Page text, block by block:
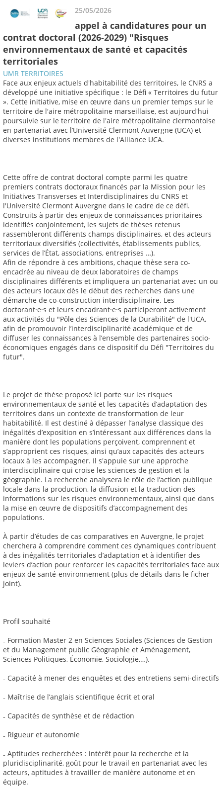
25/05/2026
appel à candidatures pour un
contrat doctoral (2026-2029) "Risques
environnementaux de santé et capacités
territoriales
UMR TERRITOIRES
Face aux enjeux actuels d'habitabilité des territoires, le CNRS a
développé une initiative spécifique : le Défi « Territoires du futur
». Cette initiative, mise en œuvre dans un premier temps sur le
territoire de l'aire métropolitaine marseillaise, est aujourd'hui
poursuivie sur le territoire de l'aire métropolitaine clermontoise
en partenariat avec l’Université Clermont Auvergne (UCA) et
diverses institutions membres de l'Alliance UCA.
Cette offre de contrat doctoral compte parmi les quatre
premiers contrats doctoraux financés par la Mission pour les
Initiatives Transverses et Interdisciplinaires du CNRS et
l'Université Clermont Auvergne dans le cadre de ce défi.
Construits à partir des enjeux de connaissances prioritaires
identifiés conjointement, les sujets de thèses retenus
rassembleront différents champs disciplinaires, et des acteurs
territoriaux diversifiés (collectivités, établissements publics,
services de l’État, associations, entreprises …).
Afin de répondre à ces ambitions, chaque thèse sera co-
encadrée au niveau de deux laboratoires de champs
disciplinaires différents et impliquera un partenariat avec un ou
des acteurs locaux dès le début des recherches dans une
démarche de co-construction interdisciplinaire. Les
doctorant·e·s et leurs encadrant·e·s participeront activement
aux activités du "Pôle des Sciences de la Durabilité" de l'UCA,
afin de promouvoir l’interdisciplinarité académique et de
diffuser les connaissances à l’ensemble des partenaires socio-
économiques engagés dans ce dispositif du Défi "Territoires du
futur".
Le projet de thèse proposé ici porte sur les risques
environnementaux de santé et les capacités d’adaptation des
territoires dans un contexte de transformation de leur
habitabilité. Il est destiné à dépasser l’analyse classique des
inégalités d’exposition en s’intéressant aux différences dans la
manière dont les populations perçoivent, comprennent et
s’approprient ces risques, ainsi qu’aux capacités des acteurs
locaux à les accompagner. Il s'appuie sur une approche
interdisciplinaire qui croise les sciences de gestion et la
géographie. La recherche analysera le rôle de l’action publique
locale dans la production, la diffusion et la traduction des
informations sur les risques environnementaux, ainsi que dans
la mise en œuvre de dispositifs d’accompagnement des
populations.
À partir d’études de cas comparatives en Auvergne, le projet
cherchera à comprendre comment ces dynamiques contribuent
à des inégalités territoriales d’adaptation et à identifier des
leviers d’action pour renforcer les capacités territoriales face aux
enjeux de santé-environnement (plus de détails dans le ficher
joint).
Profil souhaité
₋ Formation Master 2 en Sciences Sociales (Sciences de Gestion
et du Management public Géographie et Aménagement,
Sciences Politiques, Économie, Sociologie,…).
₋ Capacité à mener des enquêtes et des entretiens semi-directifs
₋ Maîtrise de l’anglais scientifique écrit et oral
₋ Capacités de synthèse et de rédaction
₋ Rigueur et autonomie
₋ Aptitudes recherchées : intérêt pour la recherche et la
pluridisciplinarité, goût pour le travail en partenariat avec les
acteurs, aptitudes à travailler de manière autonome et en
équipe.